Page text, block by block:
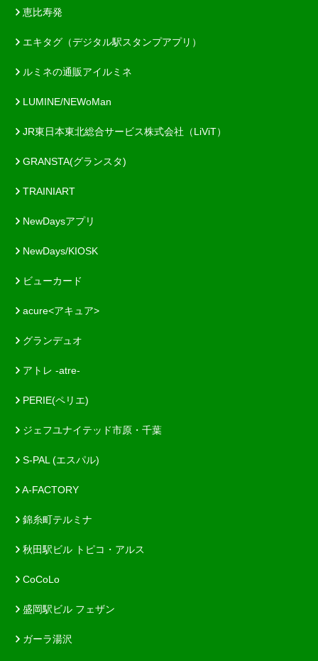
恵比寿発
エキタグ（デジタル駅スタンプアプリ）
ルミネの通販アイルミネ
LUMINE/NEWoMan
JR東日本東北総合サービス株式会社（LiViT）
GRANSTA(グランスタ)
TRAINIART
NewDaysアプリ
NewDays/KIOSK
ビューカード
acure<アキュア>
グランデュオ
アトレ -atre-
PERIE(ペリエ)
ジェフユナイテッド市原・千葉
S-PAL (エスパル)
A-FACTORY
錦糸町テルミナ
秋田駅ビル トピコ・アルス
CoCoLo
盛岡駅ビル フェザン
ガーラ湯沢